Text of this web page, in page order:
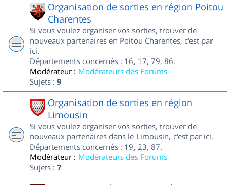
Organisation de sorties en région Poitou
Charentes
Si vous voulez organiser vos sorties, trouver de
nouveaux partenaires en Poitou Charentes, c'est par
ici.
Départements concernés : 16, 17, 79, 86.
Modérateur : Modérateurs des Forums
Sujets : 9
Organisation de sorties en région
Limousin
Si vous voulez organiser vos sorties, trouver de
nouveaux partenaires dans le Limousin, c'est par ici.
Départements concernés : 19, 23, 87.
Modérateur : Modérateurs des Forums
Sujets : 7